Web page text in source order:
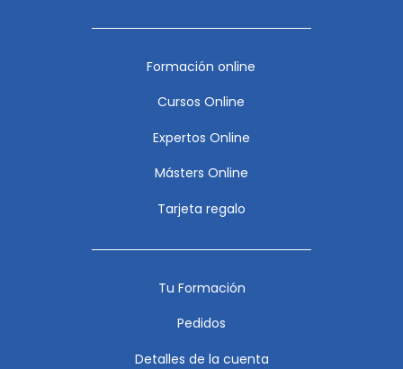
Formación online
Cursos Online
Expertos Online
Másters Online
Tarjeta regalo
Tu Formación
Pedidos
Detalles de la cuenta